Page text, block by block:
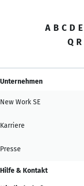
A B C D E
Q R
Unternehmen
New Work SE
Karriere
Presse
Hilfe & Kontakt